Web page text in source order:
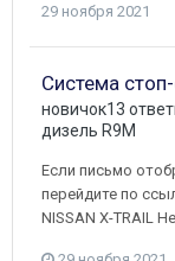
29 ноября 2021
Cистема
новичок13
дизель R9M
Если письмо
перейдите по
NISSAN X-TRAIL